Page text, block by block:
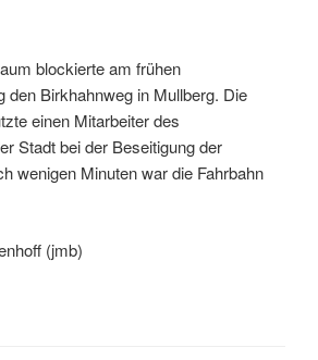
blockierte am frühen
den Birkhahnweg in Mullberg. Die
einen Mitarbeiter des
Stadt bei der Beseitigung der
wenigen Minuten war die Fahrbahn
Bienhoff (jmb)